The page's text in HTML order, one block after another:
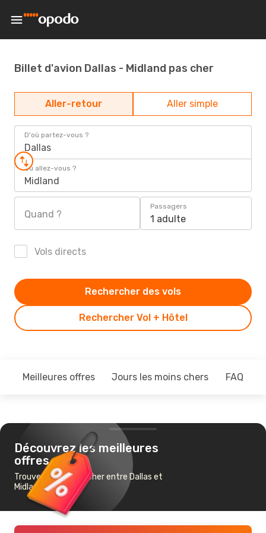
Billet d'avion Dallas - Midland pas cher
Aller-retour Aller simple
D'où partez-vous ?
Dallas
Où allez-vous ?
Midland
Quand ?
Passagers
1 adulte
Vols directs
Rechercher Vol + Hôtel
Rechercher des vols
Meilleures offres Jours les moins chers FAQ
Découvrez les meilleures
offres
Trouvez un vol pas cher entre Dallas et
Midland